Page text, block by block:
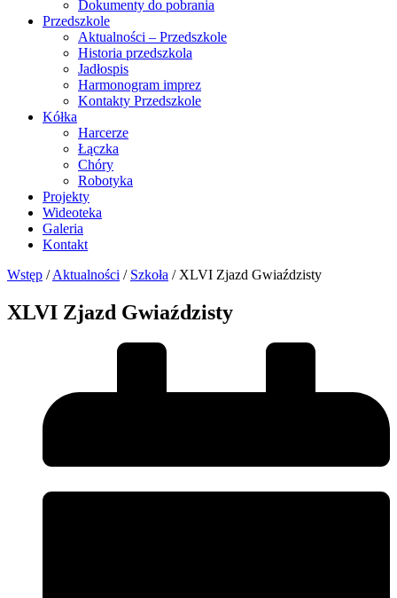
Dokumenty do pobrania
Przedszkole
Aktualności – Przedszkole
Historia przedszkola
Jadłospis
Harmonogram imprez
Kontakty Przedszkole
Kółka
Harcerze
Łączka
Chóry
Robotyka
Projekty
Wideoteka
Galeria
Kontakt
Wstęp / Aktualności / Szkoła / XLVI Zjazd Gwiaździsty
XLVI Zjazd Gwiaździsty